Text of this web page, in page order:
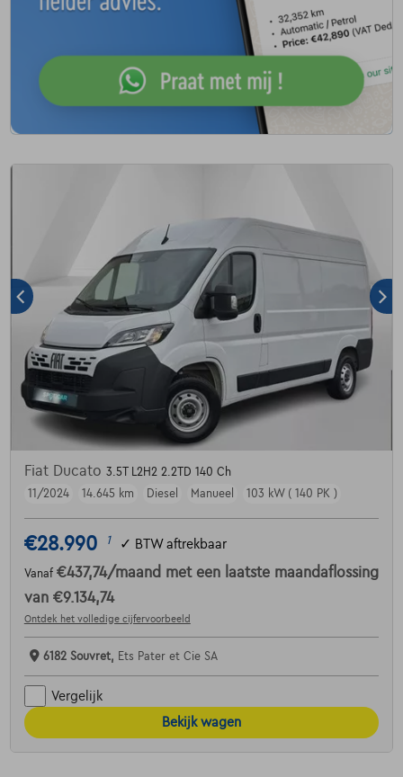
Fiat Ducato 3.5T L2H2 2.2TD 140 Ch
11/2024
14.645 km Diesel Manueel 103 kW ( 140 PK )
€28.990 1 ✓ BTW aftrekbaar
Vanaf €437,74/maand met een laatste maandaflossing
van €9.134,74
Ontdek het volledige cijfervoorbeeld
6182 Souvret, Ets Pater et Cie SA
Vergelijk
Bekijk wagen